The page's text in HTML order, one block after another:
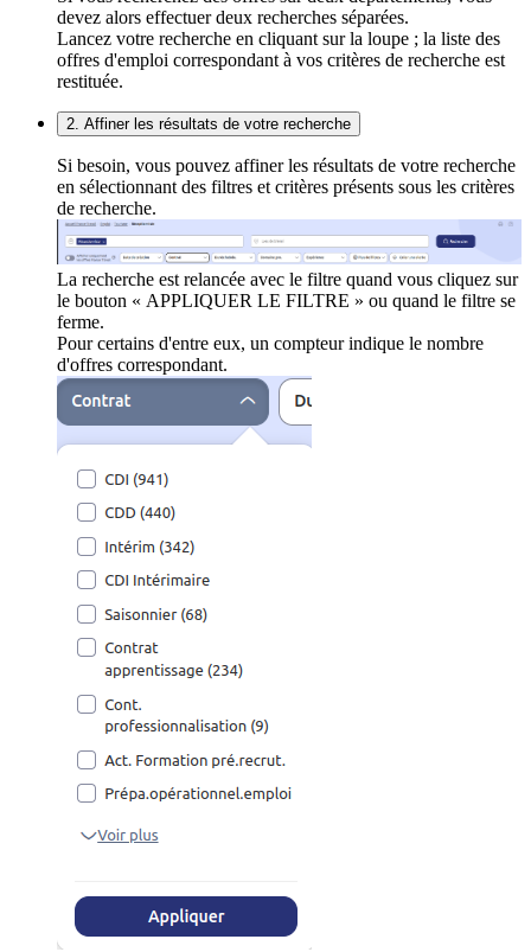
devez alors effectuer deux recherches séparées.
Lancez votre recherche en cliquant sur la loupe ; la liste des
offres d'emploi correspondant à vos critères de recherche est
restituée.
2. Affiner les résultats de votre recherche
Si besoin, vous pouvez affiner les résultats de votre recherche
en sélectionnant des filtres et critères présents sous les critères
de recherche.
La recherche est relancée avec le filtre quand vous cliquez sur
le bouton « APPLIQUER LE FILTRE » ou quand le filtre se
ferme.
Pour certains d'entre eux, un compteur indique le nombre
d'offres correspondant.